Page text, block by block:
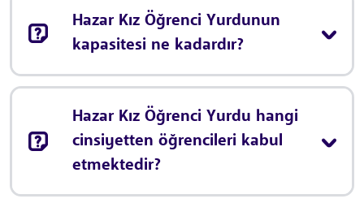
Hazar Kız Öğrenci Yurdunun
kapasitesi ne kadardır?
Hazar Kız Öğrenci Yurdu hangi
cinsiyetten öğrencileri kabul
etmektedir?